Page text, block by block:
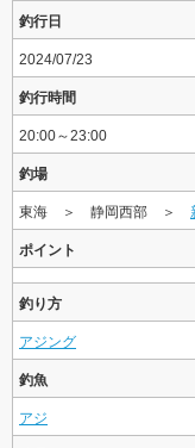
釣行日
2024/07/23
釣行時間
20:00～23:00
釣場
東海 ＞ 静岡西部 ＞
ポイント
釣り方
アジング
釣魚
アジ